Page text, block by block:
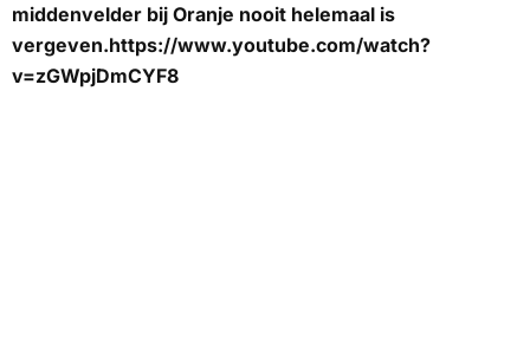
middenvelder bij Oranje nooit helemaal is
vergeven.https://www.youtube.com/watch?
v=zGWpjDmCYF8